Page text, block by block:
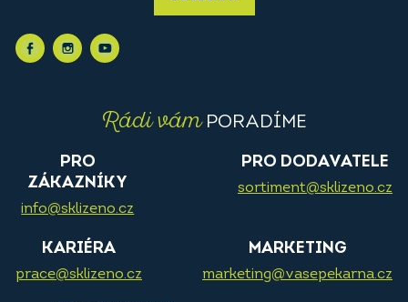
Rádi vámPORADÍME
PRO
ZÁKAZNÍKY
info@sklizeno.cz
PRO DODAVATELE
sortiment@sklizeno.cz
KARIÉRA
prace@sklizeno.cz
MARKETING
marketing@vasepekarna.cz